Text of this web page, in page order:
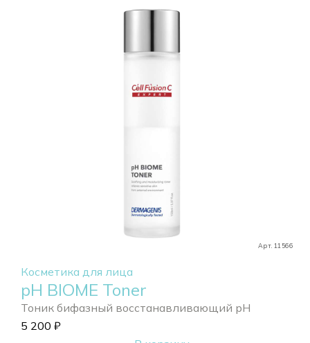
Арт. 11566
Косметика для лица
pH BIOME Toner
Тоник бифазный восстанавливающий pH
5 200 ₽